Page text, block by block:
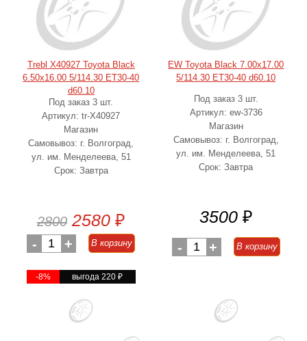
Trebl X40927 Toyota Black
6.50x16.00 5/114.30 ET30-40
d60.10
Под заказ 3 шт.
Артикул: tr-X40927
Магазин
Самовывоз: г. Волгоград,
ул. им. Менделеева, 51
Срок: Завтра
2800 2580 ₽
- 1 + В корзину
-8% выгода 220₽
EW Toyota Black 7.00x17.00
5/114.30 ET30-40 d60.10
Под заказ 3 шт.
Артикул: ew-3736
Магазин
Самовывоз: г. Волгоград,
ул. им. Менделеева, 51
Срок: Завтра
3500 ₽
- 1 + В корзину